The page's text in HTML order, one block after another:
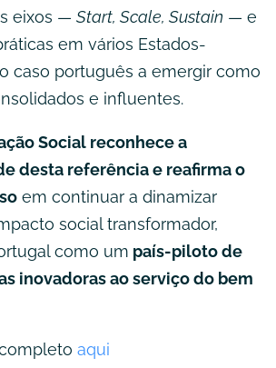
eixos — Start, Scale, Sustain — e
em vários Estados-
caso português a emergir como
e influentes.
Social reconhece a
desta referência e reafirma o
em continuar a dinamizar
social transformador,
como um país-piloto de
inovadoras ao serviço do bem
aqui